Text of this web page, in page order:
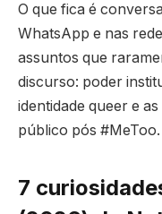
O que fica é
WhatsApp e nas
assuntos que
discurso: poder
identidade queer e
público pós #MeToo.
7